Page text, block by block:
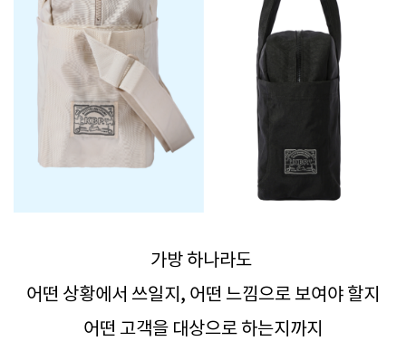
가방 하나라도
어떤 상황에서 쓰일지, 어떤 느낌으로 보여야 할지
어떤 고객을 대상으로 하는지까지